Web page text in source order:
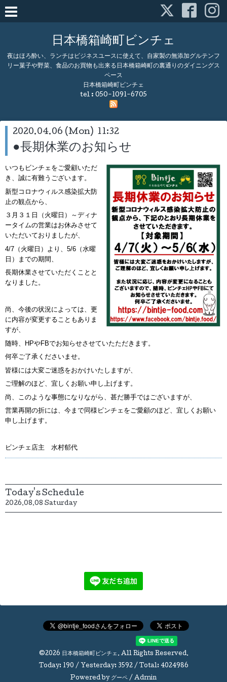
日本橋箱崎町ビンチェ
夜はほろ酔い、ランチはビジネスユースに使えて、自家製の無添加グルテンフ
リー菓子や野菜、食品のお買物も出来る日本橋箱崎町の裏通りのダイニングス
ペース
日本橋箱崎町ビンチェ
tel : 050-1091-6705
2020.04.06 (Mon) 11:32
●長期休業のお知らせ
いつもビンチェをご愛顧いただ
き、誠に有難うございます。
新型コロナウィルス感染拡大防
止の観点から、
３月３１日（火曜日）～ディナ
ータイムの営業はお休みさせて
いただいておりましたが、
4/7（火曜日）より、5/6（水曜
日）までの期間、
長期休業させていただくことと
なりました。
尚、今後の状況によっては、更
に内容が変更することもありま
すが、
随時、HPやFBでお知らせさせていたただきます。
何卒ご了承くださいませ。
皆様には大変ご迷惑をおかけいたしますが、
ご理解のほど、宜しくお願い申し上げます。
尚、このような事態になりながら、甚だ勝手ではございますが、
営業再開の折には、今まで同様ビンチェをご愛顧のほど、宜しくお願い
申し上げます。
ビンチェ店主 水村郁代
Today's Schedule
2026.08.08 Saturday
©2026 日本橋箱崎町ビンチェ. All Rights Reserved.
Today: 190 / Yesterday: 3592/ Total: 4024986
Powered by グーペ / Admin